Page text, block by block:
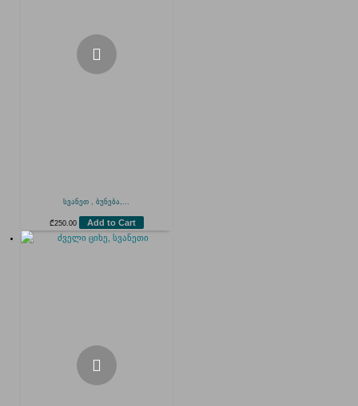
სვანეთ , ბუნება,...
₾250.00 Add to Cart